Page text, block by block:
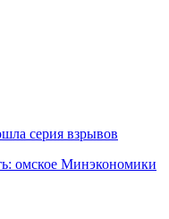
серия взрывов
омское Минэкономики